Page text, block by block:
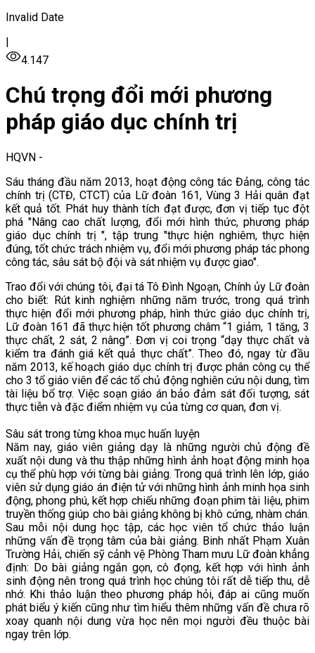
Invalid Date
|
4.147
Chú trọng đổi mới phương
pháp giáo dục chính trị
HQVN -
Sáu tháng đầu năm 2013, hoạt động công tác Đảng, công tác
chính trị (CTĐ, CTCT) của Lữ đoàn 161, Vùng 3 Hải quân đạt
kết quả tốt. Phát huy thành tích đạt được, đơn vị tiếp tục đột
phá "Nâng cao chất lượng, đổi mới hình thức, phương pháp
giáo dục chính trị ", tập trung "thực hiện nghiêm, thực hiện
đúng, tốt chức trách nhiệm vụ, đổi mới phương pháp tác phong
công tác, sâu sát bộ đội và sát nhiệm vụ được giao".
Trao đổi với chúng tôi, đại tá Tô Đình Ngoạn, Chính ủy Lữ đoàn
cho biết: Rút kinh nghiệm những năm trước, trong quá trình
thực hiện đổi mới phương pháp, hình thức giáo dục chính trị,
Lữ đoàn 161 đã thực hiện tốt phương châm “1 giảm, 1 tăng, 3
thực chất, 2 sát, 2 nâng”. Đơn vị coi trọng “dạy thực chất và
kiểm tra đánh giá kết quả thực chất”. Theo đó, ngay từ đầu
năm 2013, kế hoạch giáo dục chính trị được phân công cụ thể
cho 3 tổ giáo viên để các tổ chủ động nghiên cứu nội dung, tìm
tài liệu bổ trợ. Việc soạn giáo án bảo đảm sát đối tượng, sát
thực tiễn và đặc điểm nhiệm vụ của từng cơ quan, đơn vị.
Sâu sát trong từng khoa mục huấn luyện
Năm nay, giáo viên giảng dạy là những người chủ động đề
xuất nội dung và thu thập những hình ảnh hoạt động minh họa
cụ thể phù hợp với từng bài giảng. Trong quá trình lên lớp, giáo
viên sử dụng giáo án điện tử với những hình ảnh minh họa sinh
động, phong phú, kết hợp chiếu những đoạn phim tài liệu, phim
truyền thống giúp cho bài giảng không bị khô cứng, nhàm chán.
Sau mỗi nội dung học tập, các học viên tổ chức thảo luận
những vấn đề trọng tâm của bài giảng. Binh nhất Phạm Xuân
Trường Hải, chiến sỹ cảnh vệ Phòng Tham mưu Lữ đoàn khẳng
định: Do bài giảng ngắn gọn, cô đọng, kết hợp với hình ảnh
sinh động nên trong quá trình học chúng tôi rất dễ tiếp thu, dễ
nhớ. Khi thảo luận theo phương pháp hỏi, đáp ai cũng muốn
phát biểu ý kiến cũng như tìm hiểu thêm những vấn đề chưa rõ
xoay quanh nội dung vừa học nên mọi người đều thuộc bài
ngay trên lớp.